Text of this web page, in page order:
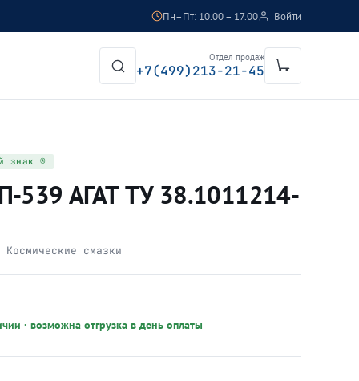
Пн–Пт: 10.00 – 17.00 Войти
Отдел продаж
+7(499)213-21-45
знак ®
539 АГАТ ТУ 38.1011214-
Космические смазки
· возможна отгрузка в день оплаты